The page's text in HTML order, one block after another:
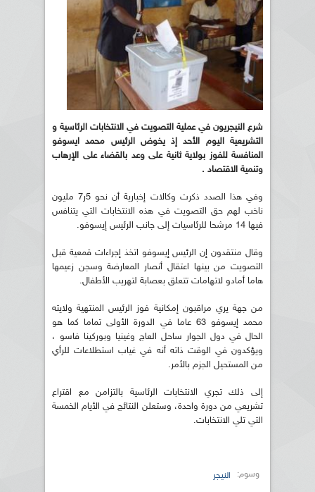
شرع النيجريون في عملية التصويت في الانتخابات الرئاسية و
التشريعية اليوم الأحد إذ يخوض الرئيس محمد ايسوفو
المنافسة للفوز بولاية ثانية على وعد بالقضاء على الإرهاب
وتنمية الاقتصاد .
وفي هذا الصدد ذكرت وكالات إخبارية أن نحو 5ر7 مليون
ناخب لهم حق التصويت في هذه الانتخابات التي يتنافس
فيها 14 مرشحا للرئاسيات إلى جانب الرئيس إيسوفو.
وقال منتقدون إن الرئيس إيسوفو اتخذ إجراءات قمعية قبل
التصويت من بينها اعتقال أنصار المعارضة وسجن زعيمها
هاما أمادو لاتهامات تتعلق بعصابة لتهريب الأطفال.
من جهة يري مراقبون إمكانية فوز الرئيس المنتهية ولايته
محمد إيسوفو 63 عاما في الدورة الأولى تماما كما هو
الحال في دول الجوار ساحل العاج وغينيا وبوركينا فاسو ،
ويؤكدون في الوقت ذاته أنه في غياب استطلاعات للرأي
من المستحيل الجزم بالأمر.
إلى ذلك تجري الانتخابات الرئاسية بالتزامن مع اقتراع
تشريعي من دورة واحدة، وستعلن النتائج في الأيام الخمسة
التي تلي الانتخابات.
وسوم: النيجر